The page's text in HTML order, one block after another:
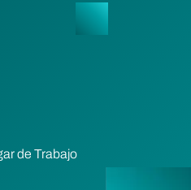
LinkedIn
de Trabajo